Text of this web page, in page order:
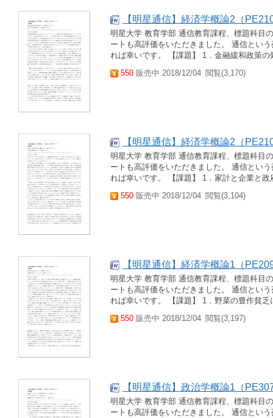
【明星通信】経済学概論2（
明星大学 教育学部 通信教育課程、標題科目
ートも高評価をいただきました。 通信とい
れば幸いです。 【課題】 1．金融緩和政策
550 販売中 2018/12/04 閲覧(3,170)
【明星通信】経済学概論2（
明星大学 教育学部 通信教育課程、標題科目
ートも高評価をいただきました。 通信とい
れば幸いです。 【課題】 1．家計と企業と
550 販売中 2018/12/04 閲覧(3,104)
【明星通信】経済学概論1（
明星大学 教育学部 通信教育課程、標題科目
ートも高評価をいただきました。 通信とい
れば幸いです。 【課題】 1．野菜の豊作貧
550 販売中 2018/12/04 閲覧(3,197)
【明星通信】政治学概論1（
明星大学 教育学部 通信教育課程、標題科目
ートも高評価をいただきました。 通信とい